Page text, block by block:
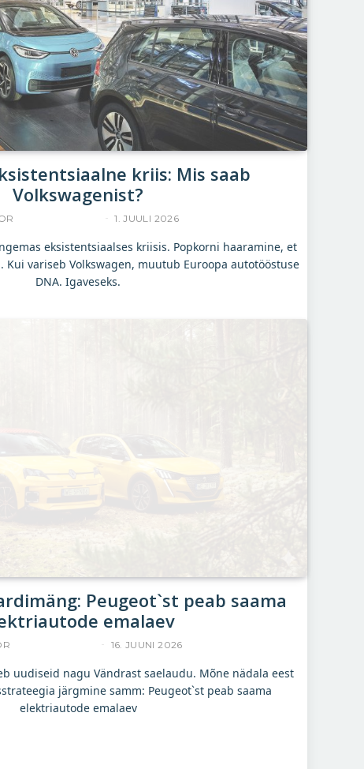
kriis: Mis saab
Volkswagenist?
1. JUULI 2026
eksistentsiaalses kriisis. Popkorni haaramine, et
Kui variseb Volkswagen, muutub Euroopa autotööstuse
DNA. Igaveseks.
Peugeot`st peab saama
emalaev
16. JUUNI 2026
uudiseid nagu Vändrast saelaudu. Mõne nädala eest
järgmine samm: Peugeot`st peab saama
elektriautode emalaev